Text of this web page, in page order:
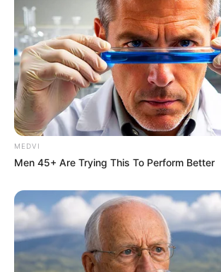
Her Story Isn't What You
Surprised
BRAINBERRIES
Unforgettable Awkward Moments
Olympics
BRAINBERRIES
MEDVI
Men 45+ Are Trying This To Perform Better